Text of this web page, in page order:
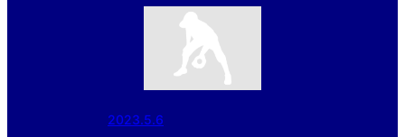
2023.5.6